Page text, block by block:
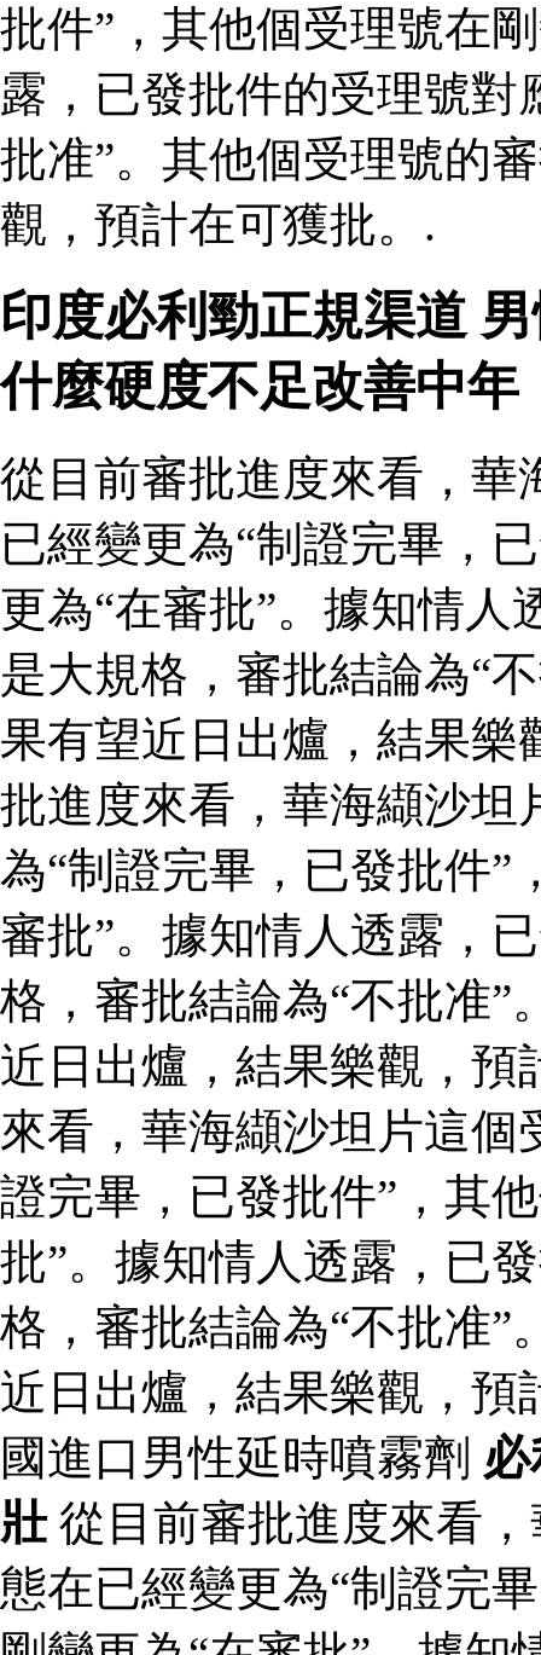
批件”，其他個受理號在
露，已發批件的受理號對
批准”。其他個受理號的
觀，預計在可獲批。.
印度必利勁正規渠道
什麼硬度不足改善中年
從目前審批進度來看，華
已經變更為“制證完畢，
更為“在審批”。據知情
是大規格，審批結論為“
果有望近日出爐，結果樂
批進度來看，華海纈沙坦
為“制證完畢，已發批件”
審批”。據知情人透露，
格，審批結論為“不批准”
近日出爐，結果樂觀，預
來看，華海纈沙坦片這個
證完畢，已發批件”，其
批”。據知情人透露，已
格，審批結論為“不批准”
近日出爐，結果樂觀，
國進口男性延時噴霧劑
壯從目前審批進度來看
態在已經變更為“制證完